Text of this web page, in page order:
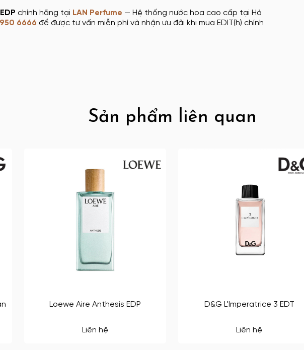
chính hãng tại LAN Perfume — Hệ thống nước hoa cao cấp tại Hà
6666 để được tư vấn miễn phí và nhận ưu đãi khi mua EDIT(h) chính
Sản phẩm liên quan
Loewe Aire Anthesis EDP
Liên hệ
D&G L’Imperatrice 3 EDT
Liên hệ